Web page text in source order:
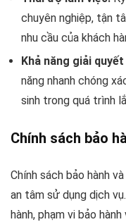
chuyên nghiệp, tận
nhu cầu của khách
Khả năng giải
năng nhanh chóng
sinh trong quá trình
Chính sách bảo
Chính sách bảo hành
an tâm sử dụng dịch
hành, phạm vi bảo